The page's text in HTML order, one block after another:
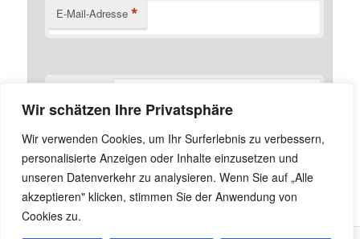
Wir schätzen Ihre Privatsphäre
Wir verwenden Cookies, um Ihr Surferlebnis zu verbessern,
personalisierte Anzeigen oder Inhalte einzusetzen und
unseren Datenverkehr zu analysieren. Wenn Sie auf „Alle
akzeptieren" klicken, stimmen Sie der Anwendung von
Cookies zu.
E-Mail-Adresse *
Name, E-Mail-Adresse und Website in diesem Browser
für meinen nächsten Kommentar speichern.